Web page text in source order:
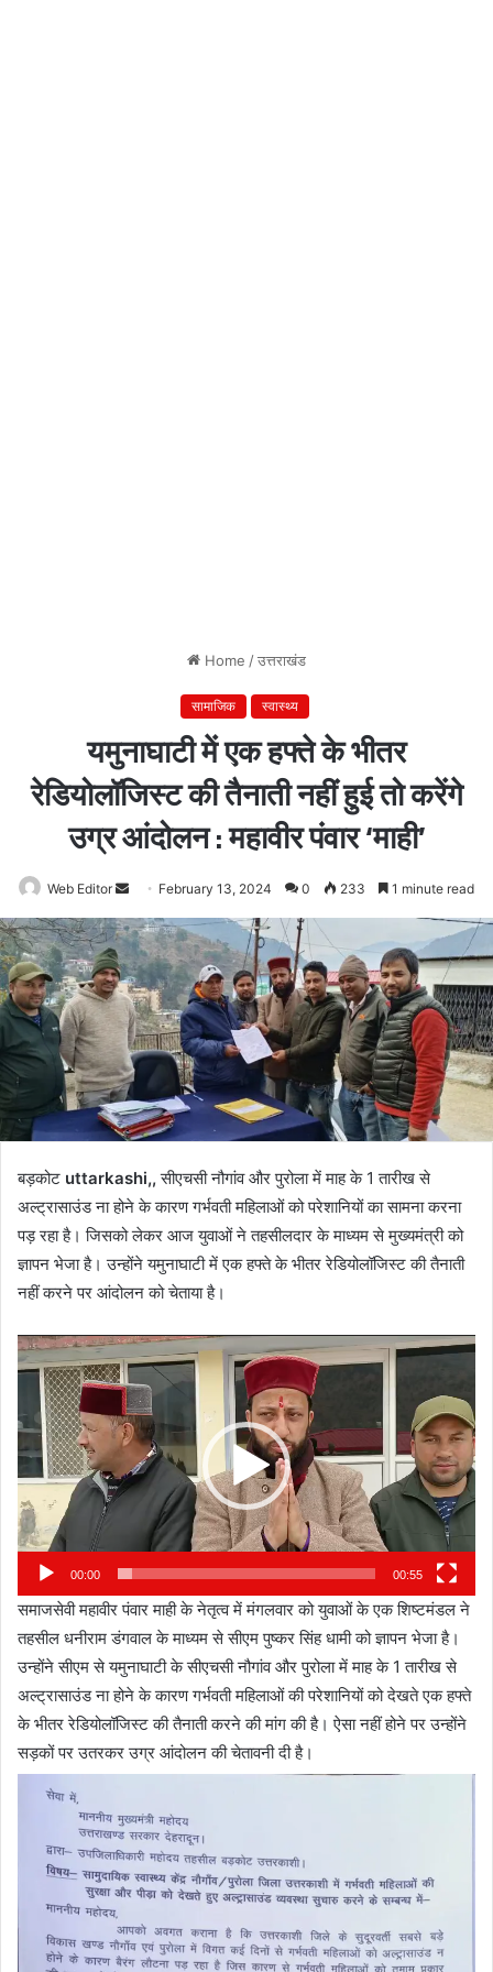
Home /उत्तराखंड
सामाजिक स्वास्थ्य
यमुनाघाटी में एक हफ्ते के भीतर
रेडियोलॉजिस्ट की तैनाती नहीं हुई तो करेंगे
उग्र आंदोलन : महावीर पंवार ‘माही’
Web Editor
Send
an
email
February 13, 2024 0 233 1 minute read
बड़कोट uttarkashi,, सीएचसी नौगांव और पुरोला में माह के 1 तारीख से
अल्ट्रासाउंड ना होने के कारण गर्भवती महिलाओं को परेशानियों का सामना करना
पड़ रहा है। जिसको लेकर आज युवाओं ने तहसीलदार के माध्यम से मुख्यमंत्री को
ज्ञापन भेजा है। उन्होंने यमुनाघाटी में एक हफ्ते के भीतर रेडियोलॉजिस्ट की तैनाती
नहीं करने पर आंदोलन को चेताया है।
Video
Player
00:00 00:55
समाजसेवी महावीर पंवार माही के नेतृत्व में मंगलवार को युवाओं के एक शिष्टमंडल ने
तहसील धनीराम डंगवाल के माध्यम से सीएम पुष्कर सिंह धामी को ज्ञापन भेजा है।
उन्होंने सीएम से यमुनाघाटी के सीएचसी नौगांव और पुरोला में माह के 1 तारीख से
अल्ट्रासाउंड ना होने के कारण गर्भवती महिलाओं की परेशानियों को देखते एक हफ्ते
के भीतर रेडियोलॉजिस्ट की तैनाती करने की मांग की है। ऐसा नहीं होने पर उन्होंने
सड़कों पर उतरकर उग्र आंदोलन की चेतावनी दी है।